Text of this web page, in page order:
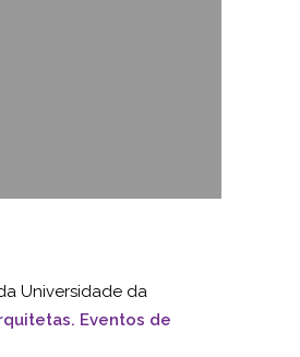
Universidade da
Eventos de